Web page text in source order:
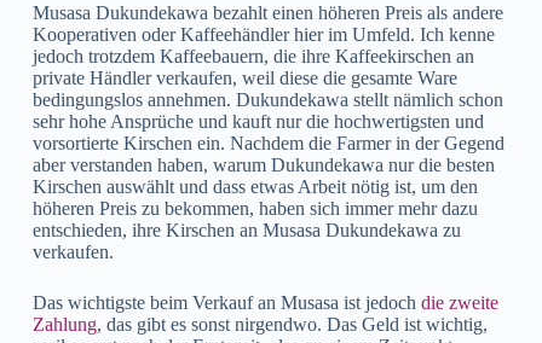
Musasa Dukundekawa bezahlt einen höheren Preis als andere
Kooperativen oder Kaffeehändler hier im Umfeld. Ich kenne
jedoch trotzdem Kaffeebauern, die ihre Kaffeekirschen an
private Händler verkaufen, weil diese die gesamte Ware
bedingungslos annehmen. Dukundekawa stellt nämlich schon
sehr hohe Ansprüche und kauft nur die hochwertigsten und
vorsortierte Kirschen ein. Nachdem die Farmer in der Gegend
aber verstanden haben, warum Dukundekawa nur die besten
Kirschen auswählt und dass etwas Arbeit nötig ist, um den
höheren Preis zu bekommen, haben sich immer mehr dazu
entschieden, ihre Kirschen an Musasa Dukundekawa zu
verkaufen.
Das wichtigste beim Verkauf an Musasa ist jedoch die zweite
Zahlung, das gibt es sonst nirgendwo. Das Geld ist wichtig,